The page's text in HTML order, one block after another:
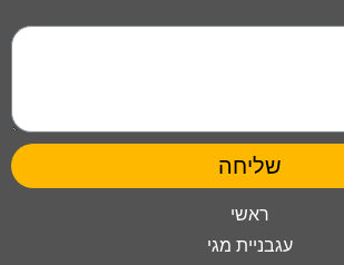
שליחה
ראשי
עגבניית מגי